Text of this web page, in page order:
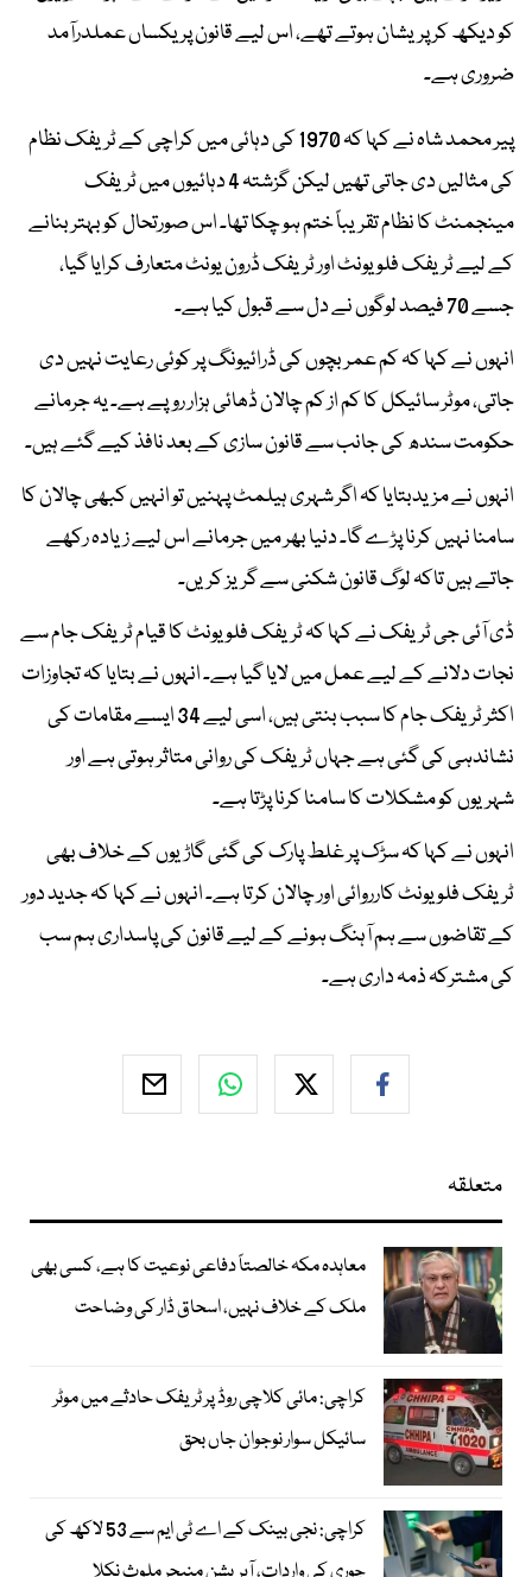
کو دیکھ کر پریشان ہوتے تھے، اس لیے قانون پر یکساں عملدرآمد
ضروری ہے۔
پیر محمد شاہ نے کہا کہ 1970 کی دہائی میں کراچی کے ٹریفک نظام
کی مثالیں دی جاتی تھیں لیکن گزشتہ 4 دہائیوں میں ٹریفک
مینجمنٹ کا نظام تقریباً ختم ہو چکا تھا۔ اس صورتحال کو بہتر بنانے
کے لیے ٹریفک فلو یونٹ اور ٹریفک ڈرون یونٹ متعارف کرایا گیا،
جسے 70 فیصد لوگوں نے دل سے قبول کیا ہے۔
انہوں نے کہا کہ کم عمر بچوں کی ڈرائیونگ پر کوئی رعایت نہیں دی
جاتی، موٹر سائیکل کا کم از کم چالان ڈھائی ہزار روپے ہے۔ یہ جرمانے
حکومت سندھ کی جانب سے قانون سازی کے بعد نافذ کیے گئے ہیں۔
انہوں نے مزیدبتایا کہ اگر شہری ہیلمٹ پہنیں تو انہیں کبھی چالان کا
سامنا نہیں کرنا پڑے گا۔ دنیا بھر میں جرمانے اس لیے زیادہ رکھے
جاتے ہیں تاکہ لوگ قانون شکنی سے گریز کریں۔
ڈی آئی جی ٹریفک نے کہا کہ ٹریفک فلو یونٹ کا قیام ٹریفک جام سے
نجات دلانے کے لیے عمل میں لایا گیا ہے۔ انہوں نے بتایا کہ تجاوزات
اکثر ٹریفک جام کا سبب بنتی ہیں، اسی لیے 34 ایسے مقامات کی
نشاندہی کی گئی ہے جہاں ٹریفک کی روانی متاثر ہوتی ہے اور
شہریوں کو مشکلات کا سامنا کرنا پڑتا ہے۔
انہوں نے کہا کہ سڑک پر غلط پارک کی گئی گاڑیوں کے خلاف بھی
ٹریفک فلو یونٹ کارروائی اور چالان کرتا ہے۔ انہوں نے کہا کہ جدید دور
کے تقاضوں سے ہم آہنگ ہونے کے لیے قانون کی پاسداری ہم سب
کی مشترکہ ذمہ داری ہے۔
متعلقہ
معاہدہ مکہ خالصتاً دفاعی نوعیت کا ہے، کسی بھی
ملک کے خلاف نہیں، اسحاق ڈار کی وضاحت
کراچی: مائی کلاچی روڈ پر ٹریفک حادثے میں موٹر
سائیکل سوار نوجوان جاں بحق
کراچی: نجی بینک کے اے ٹی ایم سے 53 لاکھ کی